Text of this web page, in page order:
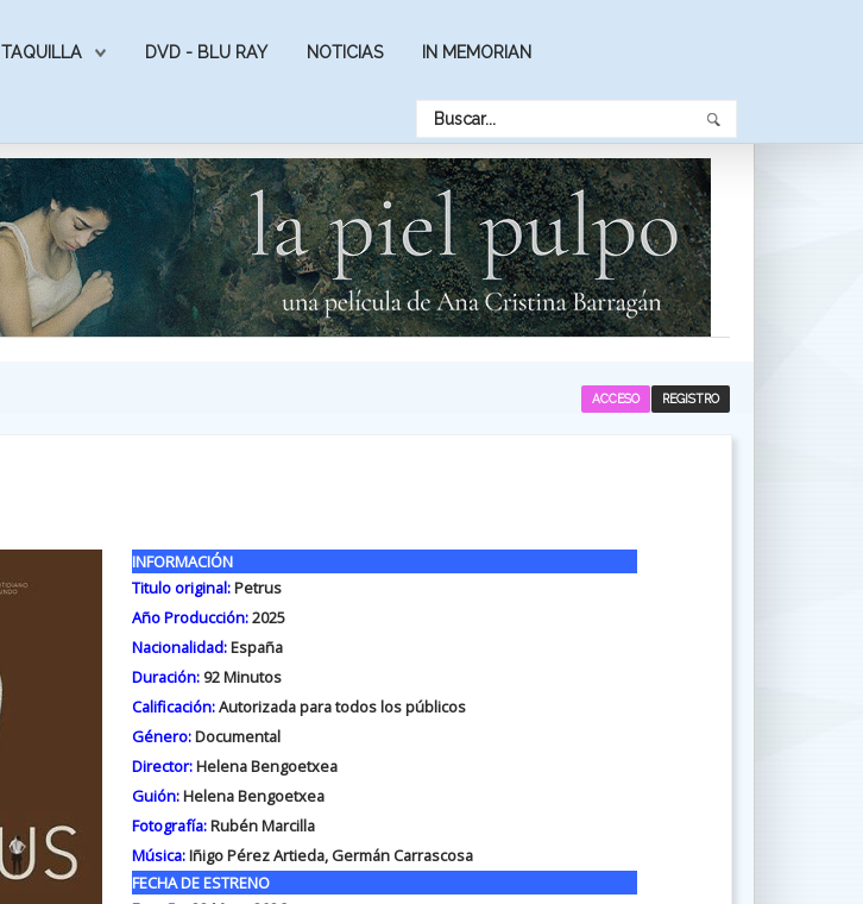
TAQUILLA DVD - BLU RAY NOTICIAS IN MEMORIAN
REGISTRO
ACCESO
INFORMACIÓN
Titulo original:Petrus
Año Producción:2025
Nacionalidad:España
Duración:92Minutos
Calificación:Autorizada para todos los públicos
Género:Documental
Director:Helena Bengoetxea
Guión:Helena Bengoetxea
Fotografía:Rubén Marcilla
Música:Iñigo Pérez Artieda, Germán Carrascosa
FECHA DE ESTRENO